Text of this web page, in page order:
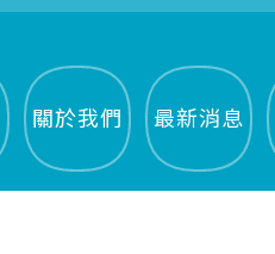
關於我們 最新消息